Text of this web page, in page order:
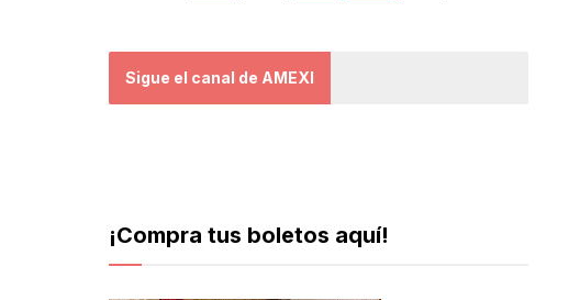
Sigue el canal de AMEXI
¡Compra tus boletos aquí!